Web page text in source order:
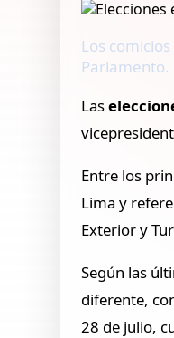
Los
Parlamento.
Las
Entre los
Lima y
Exterior y
Según las
diferente,
28 de julio,